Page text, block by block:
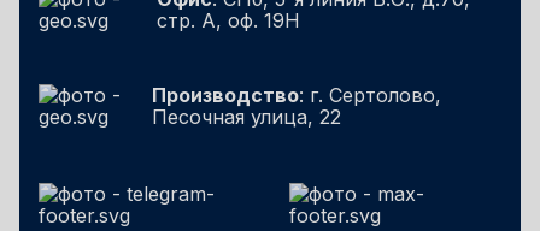
стр. А, оф. 19Н
Производство: г. Сертолово,
Песочная улица, 22